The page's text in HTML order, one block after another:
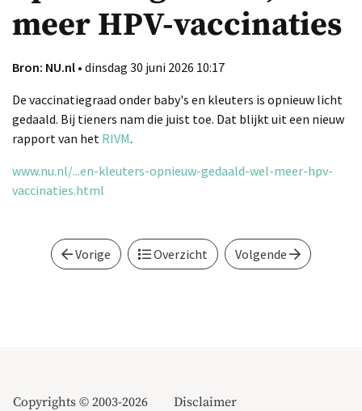
meer HPV-vaccinaties
Bron: NU.nl • dinsdag 30 juni 2026 10:17
De vaccinatiegraad onder baby's en kleuters is opnieuw licht
gedaald. Bij tieners nam die juist toe. Dat blijkt uit een nieuw
rapport van het RIVM.
www.nu.nl/...en-kleuters-opnieuw-gedaald-wel-meer-hpv-
vaccinaties.html
Vorige Overzicht Volgende
Copyrights © 2003-2026 Disclaimer